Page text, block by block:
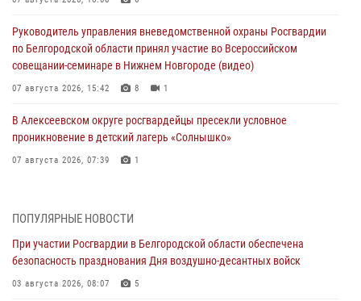
Руководитель управления вневедомственной охраны Росгвардии
по Белгородской области принял участие во Всероссийском
совещании-семинаре в Нижнем Новгороде (видео)
07 августа 2026, 15:42 8 1
В Алексеевском округе росгвардейцы пресекли условное
проникновение в детский лагерь «Солнышко»
07 августа 2026, 07:39 1
Подвиги героев‑росгвардейцев увековечили в новой музейной
экспозиции белгородского музея‑диорамы «Курская битва.
ПОПУЛЯРНЫЕ НОВОСТИ
При участии Росгвардии в Белгородской области обеспечена
безопасность празднования Дня воздушно-десантных войск
03 августа 2026, 08:07 5